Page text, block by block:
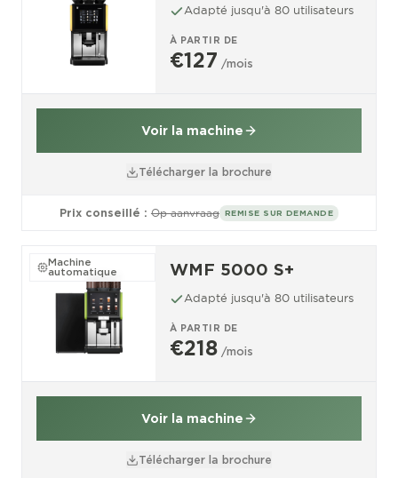
Adapté jusqu'à 80 utilisateurs
À PARTIR DE
€127 /mois
Voir la machine
Télécharger la brochure
Prix conseillé : Op aanvraag REMISE SUR DEMANDE
Machine
automatique WMF 5000 S+
Adapté jusqu'à 80 utilisateurs
À PARTIR DE
€218 /mois
Voir la machine
Télécharger la brochure